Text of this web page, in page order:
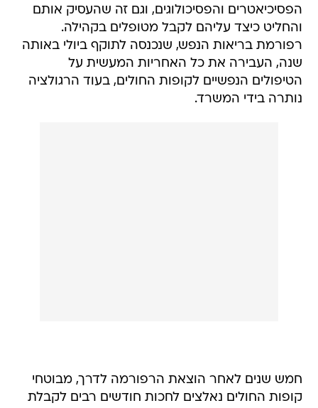
הפסיכיאטרים והפסיכולוגים, וגם זה שהעסיק אותם
והחליט כיצד עליהם לקבל מטופלים בקהילה.
רפורמת בריאות הנפש, שנכנסה לתוקף ביולי באותה
שנה, העבירה את כל האחריות המעשית על
הטיפולים הנפשיים לקופות החולים, בעוד הרגולציה
נותרה בידי המשרד.
חמש שנים לאחר הוצאת הרפורמה לדרך, מבוטחי
קופות החולים נאלצים לחכות חודשים רבים לקבלת